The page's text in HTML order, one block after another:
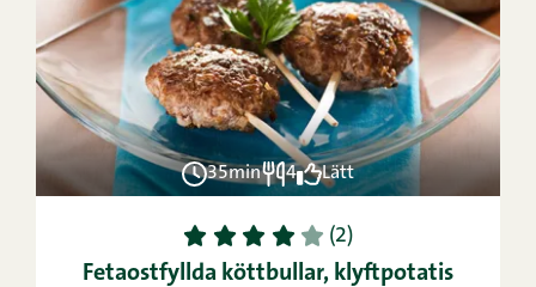
35min 4 Lätt
1 2 3 4 5 (2)
Fetaostfyllda köttbullar, klyftpotatis